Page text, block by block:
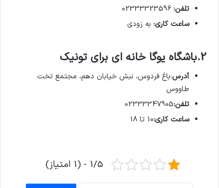
تلفن: 02333323596
ساعت کاری: به زودی
2.باشگاه یوگا خانه ای برای تونیک
آدرس:باغ فردوس، نبش خیابان دهم، مجتمع تخت
طاووس
تلفن:02333347905
ساعت کاری:10 تا 18
1/5 - (1 امتیاز)